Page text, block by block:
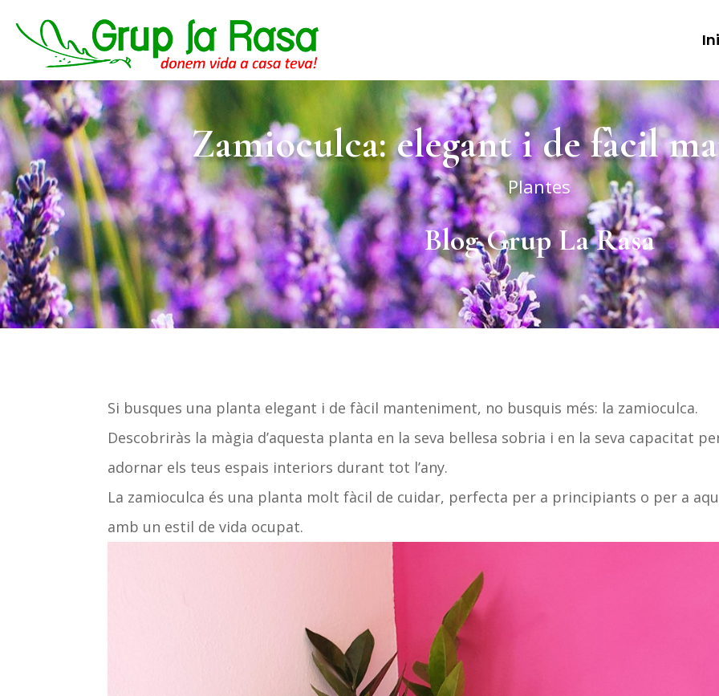
Zamioculca: elegant i de fàcil
Plantes
Blog Grup La Rasa
Si busques una planta elegant i de fàcil manteniment, no busquis més: la zamioculca.
Descobriràs la màgia d’aquesta planta en la seva bellesa sobria i en la seva capacitat
adornar els teus espais interiors durant tot l’any.
La zamioculca és una planta molt fàcil de cuidar, perfecta per a principiants o per a
amb un estil de vida ocupat.